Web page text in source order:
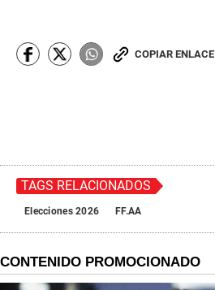
COPIAR ENLACE
TAGS RELACIONADOS
Elecciones 2026 FF.AA